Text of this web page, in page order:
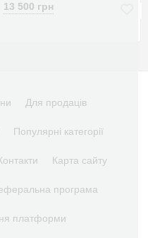
13 500 грн
Для продаців
Популярні категорії
Карта сайту
програма
платформи